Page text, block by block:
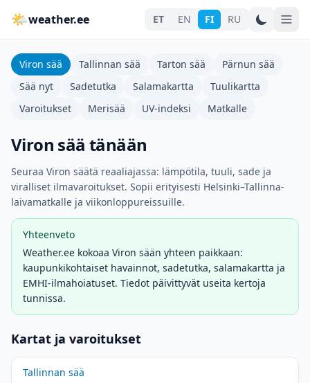
🌤weather.ee ET EN FI RU
Viron sää Tallinnan sää Tarton sää
Pärnun sää
Sää nyt
Sadetutka Salamakartta
Tuulikartta
Varoitukset
Merisää UV-indeksi Matkalle
Viron sää tänään
Seuraa Viron säätä reaaliajassa: lämpötila, tuuli, sade ja
viralliset ilmavaroitukset. Sopii erityisesti Helsinki–Tallinna-
laivamatkalle ja viikonloppureissuille.
Yhteenveto
Weather.ee kokoaa Viron sään yhteen paikkaan:
kaupunkikohtaiset havainnot, sadetutka, salamakartta ja
EMHI-ilmahoiatuset. Tiedot päivittyvät useita kertoja
tunnissa.
Kartat ja varoitukset
Tallinnan sää